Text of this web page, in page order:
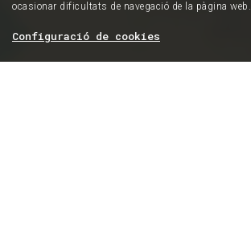
ocasionar dificultats de navegació de la pàgina web.
Configuració de cookies